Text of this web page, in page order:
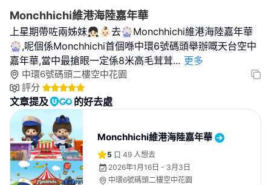
Monchhichi維港海陸嘉年華
上星期帶咗兩姊妹👧🏻👶🏻去🎡Monchhichi維港海陸嘉年華
🎡,呢個係Monchhichi首個喺中環6號碼頭舉辦嘅天台空中
嘉年華,當中最搶眼一定係8米高毛茸茸... 更多
中環6號碼頭二樓空中花園
評分
文章提及 的好去處
Monchhichi維港海陸嘉年華
5 49 人想去
2026年1月16日 - 3月3日
中環6號碼頭二樓空中花園